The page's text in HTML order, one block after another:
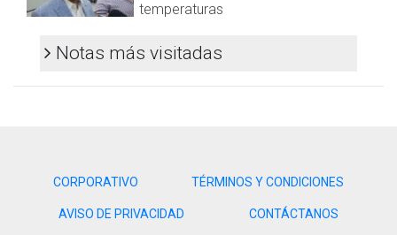
temperaturas
Notas más visitadas
CORPORATIVO TÉRMINOS Y CONDICIONES
AVISO DE PRIVACIDAD CONTÁCTANOS